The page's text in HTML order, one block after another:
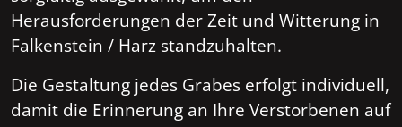
Herausforderungen der Zeit und Witterung in
Falkenstein / Harz standzuhalten.
Die Gestaltung jedes Grabes erfolgt individuell,
damit die Erinnerung an Ihre Verstorbenen auf